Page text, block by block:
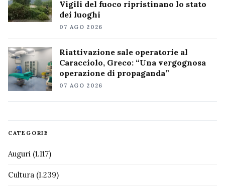
Vigili del fuoco ripristinano lo stato
dei luoghi
07 AGO 2026
Riattivazione sale operatorie al
Caracciolo, Greco: “Una vergognosa
operazione di propaganda”
07 AGO 2026
CATEGORIE
Auguri (1.117)
Cultura (1.239)